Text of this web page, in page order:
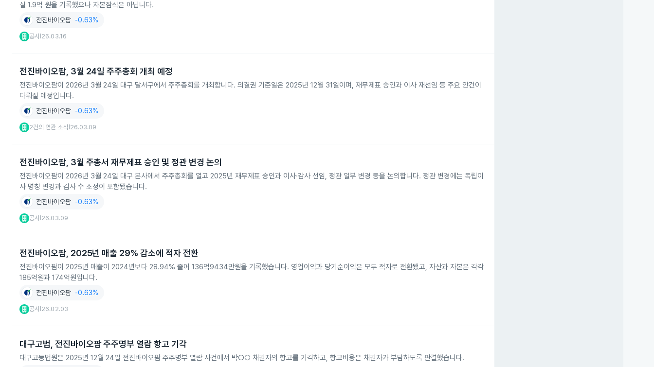
실 1.9억 원을 기록했으나 자본잠식은 아닙니다.
전진바이오팜 -0.63%
공시 26.03.16
전진바이오팜, 3월 24일 주주총회 개최 예정
전진바이오팜이 2026년 3월 24일 대구 달서구에서 주주총회를 개최합니다. 의결권 기준일은 2025년 12월 31일이며, 재무제표 승인과 이사 재선임 등 주요 안건이
다뤄질 예정입니다.
전진바이오팜 -0.63%
2건의 연관 소식 26.03.09
전진바이오팜, 3월 주총서 재무제표 승인 및 정관 변경 논의
전진바이오팜이 2026년 3월 24일 대구 본사에서 주주총회를 열고 2025년 재무제표 승인과 이사·감사 선임, 정관 일부 변경 등을 논의합니다. 정관 변경에는 독립이
사 명칭 변경과 감사 수 조정이 포함됐습니다.
전진바이오팜 -0.63%
공시 26.03.09
전진바이오팜, 2025년 매출 29% 감소에 적자 전환
전진바이오팜이 2025년 매출이 2024년보다 28.94% 줄어 136억9434만원을 기록했습니다. 영업이익과 당기순이익은 모두 적자로 전환됐고, 자산과 자본은 각각
185억원과 174억원입니다.
전진바이오팜 -0.63%
공시 26.02.03
대구고법, 전진바이오팜 주주명부 열람 항고 기각
대구고등법원은 2025년 12월 24일 전진바이오팜 주주명부 열람 사건에서 박○○ 채권자의 항고를 기각하고, 항고비용은 채권자가 부담하도록 판결했습니다.